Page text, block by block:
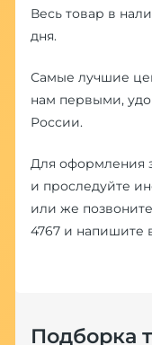
Весь товар в
дня.
Самые лучшие
нам первыми,
России.
Для оформления
и проследуйте
или же
4767и напишите
Подборка